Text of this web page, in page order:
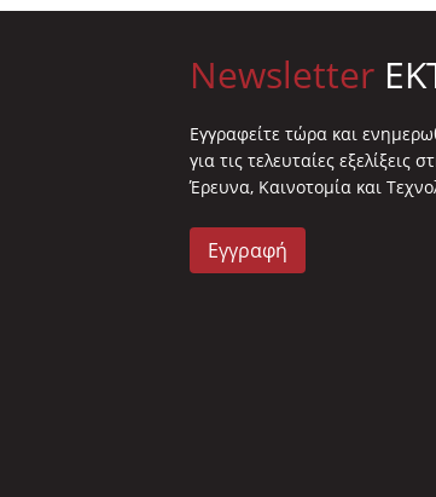
Newsletter
Eγγραφείτε τώρα και
για τις τελευταίες εξελίξεις
Έρευνα, Καινοτομία και
Εγγραφή